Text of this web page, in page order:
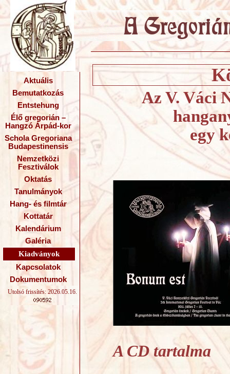
Aktuális
Bemutatkozás
Entstehung
Élő gregorián –
Hangzó Árpád-kor
Schola Gregoriana
Budapestinensis
Nemzetközi
Fesztiválok
Oktatás
Tanulmányok
Hang- és filmtár
Kottatár
Kalendárium
Galéria
Kiadványok
Kapcsolatok
Dokumentumok
Utolsó frissítés: 2026.05.16.
Az V. Váci
egy
A CD tartalma